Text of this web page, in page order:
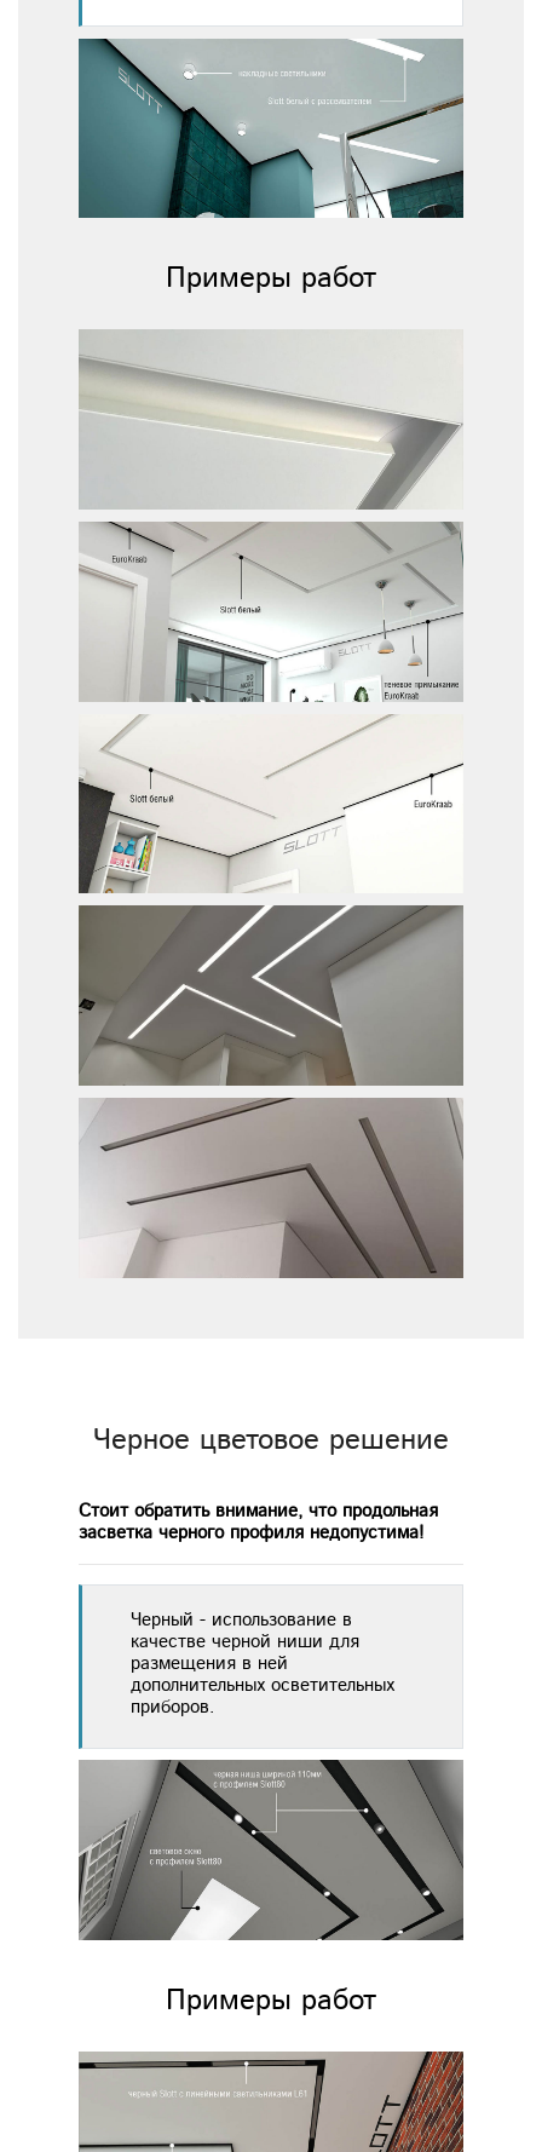
Примеры работ
Черное цветовое решение
Стоит обратить внимание, что продольная
засветка черного профиля недопустима!
Черный - использование в
качестве черной ниши для
размещения в ней
дополнительных осветительных
приборов.
Примеры работ